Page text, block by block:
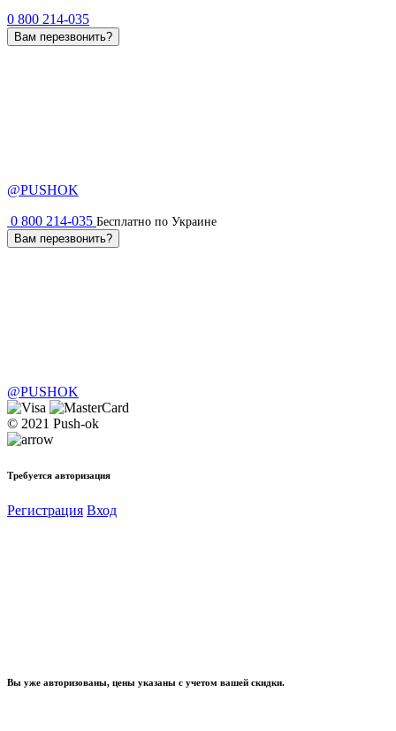
0 800 214-035
Вам перезвонить?
@PUSHOK
0 800 214-035 Бесплатно по Украине
Вам перезвонить?
@PUSHOK
© 2021 Push-ok
Требуется авторизация
Регистрация Вход
Вы уже авторизованы, цены указаны с учетом вашей скидки.